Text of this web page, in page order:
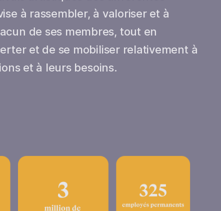
à rassembler, à valoriser et à
de ses membres, tout en
et de se mobiliser relativement à
et à leurs besoins.